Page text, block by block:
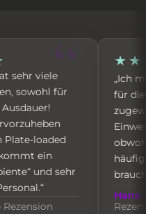
viele
für
loaded
ein
und sehr
„Ich
für die
obwohl
brauche,
Hans-
Rezension